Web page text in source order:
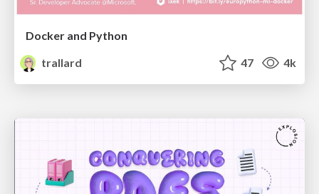
Docker and Python
trallard
47 4k